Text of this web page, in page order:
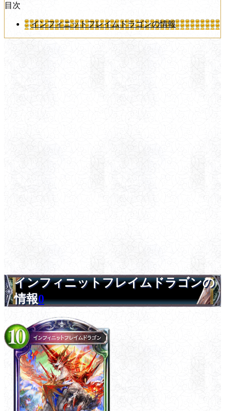
目次
インフィニットフレイムドラゴンの情報
インフィニットフレイムドラゴンの
情報0